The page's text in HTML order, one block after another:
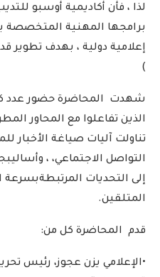
لذا ، فأن أكاديمية أوسبو
برامجها المهنية المتخصصة
إعلامية دولية ، بهدف تطوير
)
شهدت المحاضرة حضور عدد
الذين تفاعلوا مع المحاور
تناولت آليات صياغة الأخبار
التواصل الاجتماعي، ، وأساليب
إلى التحديات المرتبطةبسرعة
المتلقين.
قدم المحاضرة كل من:
•الإعلامي يزن عجوز، رئيس